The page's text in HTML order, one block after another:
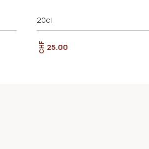
20cl
CHF 25.00